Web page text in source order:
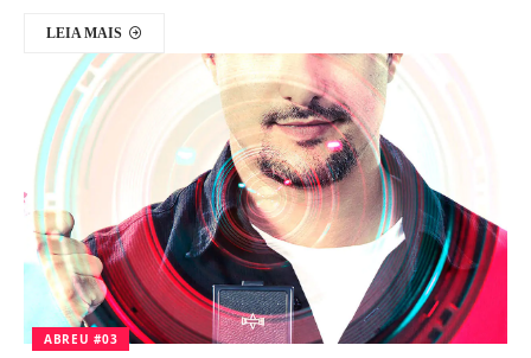
LEIA MAIS
ABREU #03